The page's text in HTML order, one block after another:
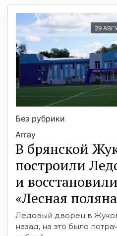
29
Без рубрики
Array
В брянской
построили
и
«Лесная
Ледовый дворец в
назад, на это было